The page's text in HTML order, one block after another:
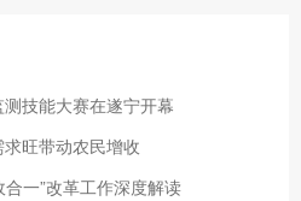
技能大赛在遂宁开幕
旺带动农民增收
一”改革工作深度解读